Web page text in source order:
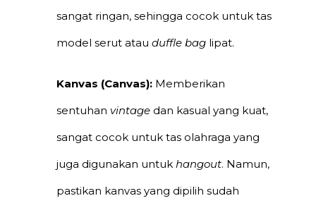
sangat ringan, sehingga cocok untuk tas
model serut atau duffle bag lipat.
Kanvas (Canvas): Memberikan
sentuhan vintage dan kasual yang kuat,
sangat cocok untuk tas olahraga yang
juga digunakan untuk hangout. Namun,
pastikan kanvas yang dipilih sudah